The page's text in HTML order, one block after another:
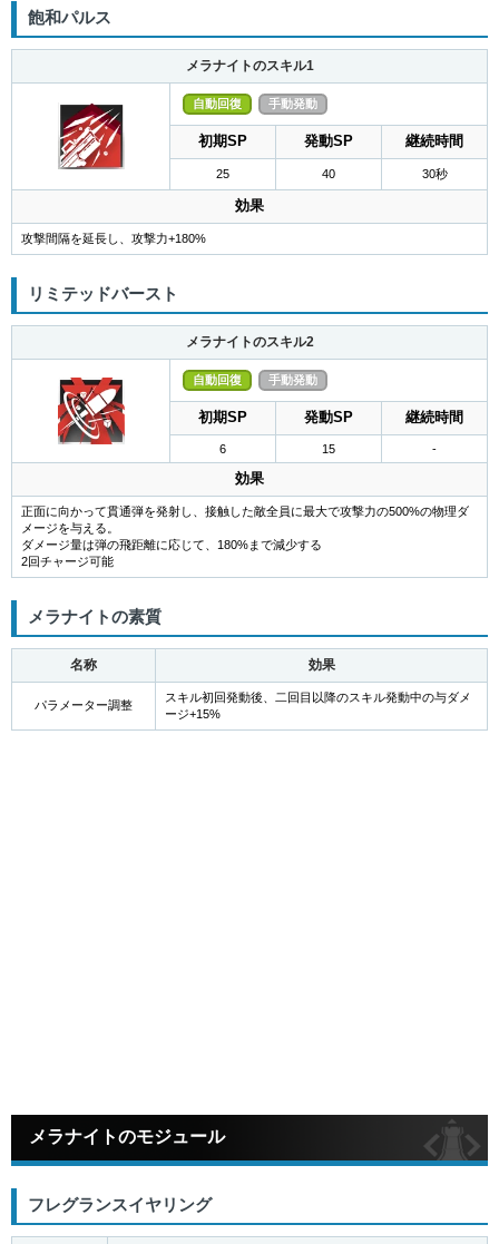
飽和パルス
メラナイトのスキル1
自動回復 手動発動
初期SP 発動SP 継続時間
25 40 30秒
効果
攻撃間隔を延長し、攻撃力+180%
リミテッドバースト
メラナイトのスキル2
自動回復 手動発動
初期SP 発動SP 継続時間
6 15 -
効果
正面に向かって貫通弾を発射し、接触した敵全員に最大で攻撃力の500%の物理ダ
メージを与える。
ダメージ量は弾の飛距離に応じて、180%まで減少する
2回チャージ可能
メラナイトの素質
名称 効果
パラメーター調整
スキル初回発動後、二回目以降のスキル発動中の与ダメ
ージ+15%
メラナイトのモジュール
フレグランスイヤリング